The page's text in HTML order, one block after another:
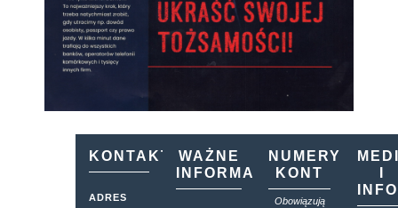
KONTAKT
ADRES
WAŻNE
INFORMACJE
NUMERY
KONT
Obowiązują